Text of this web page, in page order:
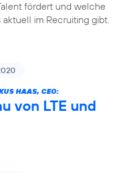
fördert und welche
aktuell im Recruiting gibt.
HAAS, CEO:
von LTE und